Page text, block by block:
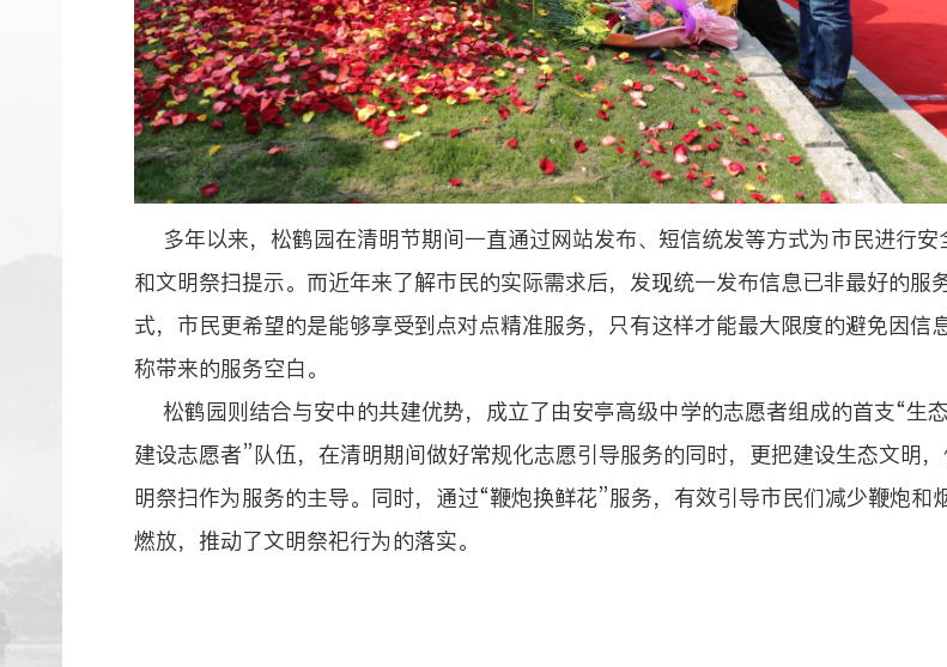
多年以来，松鹤园在清明节期间一直通过网站发布、短信统发等方式为市民进行安
和文明祭扫提示。而近年来了解市民的实际需求后，发现统一发布信息已非最好的服
式，市民更希望的是能够享受到点对点精准服务，只有这样才能最大限度的避免因信
称带来的服务空白。
松鹤园则结合与安中的共建优势，成立了由安亭高级中学的志愿者组成的首支“生
建设志愿者”队伍，在清明期间做好常规化志愿引导服务的同时，更把建设生态文明
明祭扫作为服务的主导。同时，通过“鞭炮换鲜花”服务，有效引导市民们减少鞭炮和
燃放，推动了文明祭祀行为的落实。